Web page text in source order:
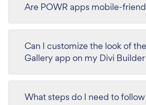
Are POWR apps mobile-
Can I customize the look of
Gallery app on my Divi
What steps do I need to